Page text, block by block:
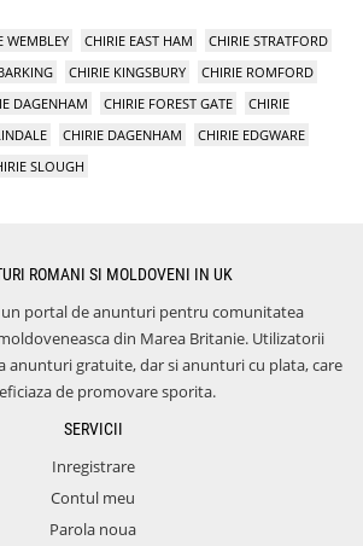
WEMBLEY CHIRIE EAST HAM
CHIRIE STRATFORD
CHIRIE KINGSBURY
CHIRIE ROMFORD
DAGENHAM CHIRIE FOREST GATE
CHIRIE
CHIRIE DAGENHAM
CHIRIE EDGWARE
SLOUGH
ROMANI SI MOLDOVENI IN UK
portal de anunturi pentru comunitatea
din Marea Britanie. Utilizatorii
anunturi gratuite, dar si anunturi cu plata, care
de promovare sporita.
SERVICII
Inregistrare
Contul meu
Parola noua